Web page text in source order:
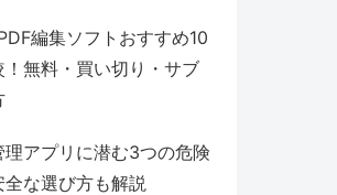
編集ソフトおすすめ10
無料・買い切り・サブ
アプリに潜む3つの危険
な選び方も解説